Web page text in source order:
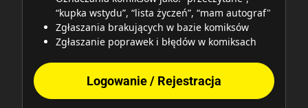
“kupka wstydu”, “lista życzeń”, “mam autograf"
Zgłaszania brakujących w bazie komiksów
Zgłaszanie poprawek i błędów w komiksach
Logowanie / Rejestracja